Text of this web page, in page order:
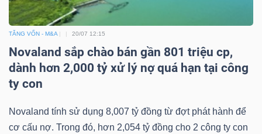
TĂNG VỐN - M&A 20/07 12:15
Novaland sắp chào bán gần 801 triệu cp,
dành hơn 2,000 tỷ xử lý nợ quá hạn tại công
ty con
Novaland tính sử dụng 8,007 tỷ đồng từ đợt phát hành để
cơ cấu nợ. Trong đó, hơn 2,054 tỷ đồng cho 2 công ty con